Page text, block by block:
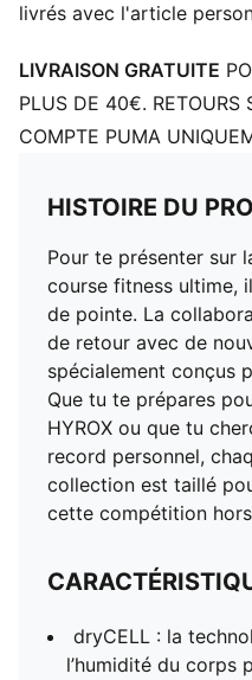
livrés avec l'article
LIVRAISON GRATUITE
PLUS DE 40€. RETOURS
COMPTE PUMA
HISTOIRE DU
Pour te présenter sur
course fitness ultime,
de pointe. La
de retour avec de
spécialement conçus
Que tu te prépares
HYROX ou que tu
record personnel,
collection est taillé
cette compétition
dryCELL : la
l’humidité du corps